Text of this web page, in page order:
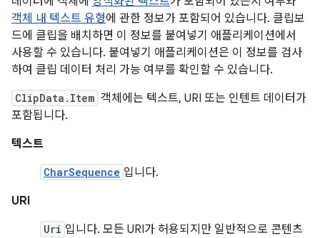
객체 내 텍스트 유형에 관한 정보가 포함되어 있습니다. 클립보
드에 클립을 배치하면 이 정보를 붙여넣기 애플리케이션에서
사용할 수 있습니다. 붙여넣기 애플리케이션은 이 정보를 검사
하여 클립 데이터 처리 가능 여부를 확인할 수 있습니다.
ClipData.Item 객체에는 텍스트, URI 또는 인텐트 데이터가
포함됩니다.
텍스트
CharSequence 입니다.
URI
Uri 입니다. 모든 URI가 허용되지만 일반적으로 콘텐츠